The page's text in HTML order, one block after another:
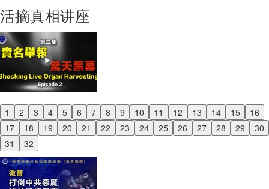
活摘真相讲座
1 2 3 4 5 6 7 8 9 10 11 12 13 14 15
16
17
18 19 20 21 22 23 24 25 26 27 28 29
30
31
32
Previous
Next